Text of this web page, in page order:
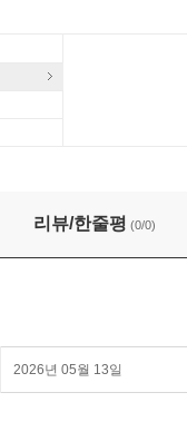
전곡집 (Satie:
리뷰/한줄평 (0/0)
2026년 05월 13일